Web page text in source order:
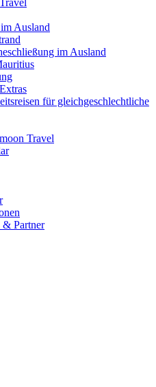
Ausland
im Ausland
für gleichgeschlechtliche
Travel
& Partner